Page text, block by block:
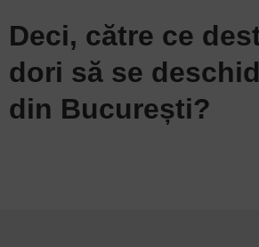
Deci, către ce
dori să se
din București?